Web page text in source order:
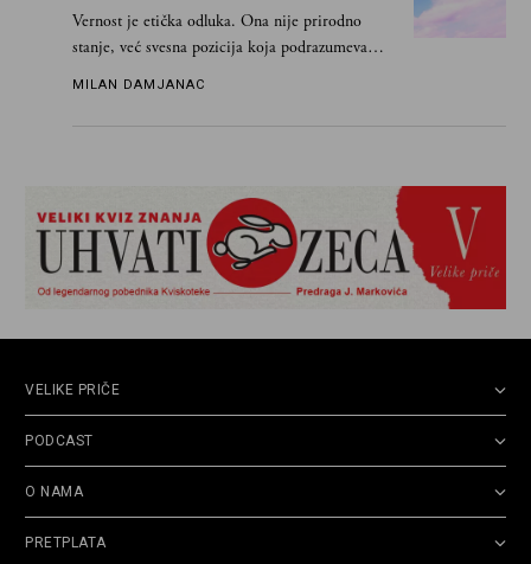
Vernost je etička odluka. Ona nije prirodno
stanje, već svesna pozicija koja podrazumeva
MILAN DAMJANAC
VELIKE PRIČE
PODCAST
O NAMA
PRETPLATA